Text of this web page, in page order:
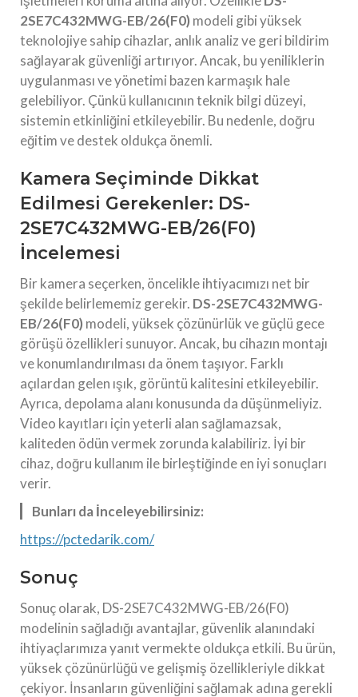
2SE7C432MWG-EB/26(F0) modeli gibi yüksek
teknolojiye sahip cihazlar, anlık analiz ve geri bildirim
sağlayarak güvenliği artırıyor. Ancak, bu yeniliklerin
uygulanması ve yönetimi bazen karmaşık hale
gelebiliyor. Çünkü kullanıcının teknik bilgi düzeyi,
sistemin etkinliğini etkileyebilir. Bu nedenle, doğru
eğitim ve destek oldukça önemli.
Kamera Seçiminde Dikkat
Edilmesi Gerekenler: DS-
2SE7C432MWG-EB/26(F0)
İncelemesi
Bir kamera seçerken, öncelikle ihtiyacımızı net bir
şekilde belirlememiz gerekir. DS-2SE7C432MWG-
EB/26(F0) modeli, yüksek çözünürlük ve güçlü gece
görüşü özellikleri sunuyor. Ancak, bu cihazın montajı
ve konumlandırılması da önem taşıyor. Farklı
açılardan gelen ışık, görüntü kalitesini etkileyebilir.
Ayrıca, depolama alanı konusunda da düşünmeliyiz.
Video kayıtları için yeterli alan sağlamazsak,
kaliteden ödün vermek zorunda kalabiliriz. İyi bir
cihaz, doğru kullanım ile birleştiğinde en iyi sonuçları
verir.
Bunları da İnceleyebilirsiniz:
https://pctedarik.com/
Sonuç
Sonuç olarak, DS-2SE7C432MWG-EB/26(F0)
modelinin sağladığı avantajlar, güvenlik alanındaki
ihtiyaçlarımıza yanıt vermekte oldukça etkili. Bu ürün,
yüksek çözünürlüğü ve gelişmiş özellikleriyle dikkat
çekiyor. İnsanların güvenliğini sağlamak adına gerekli